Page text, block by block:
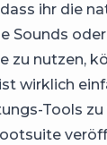
ihr die
Sounds
zu nutzen,
wirklich
Tools zu